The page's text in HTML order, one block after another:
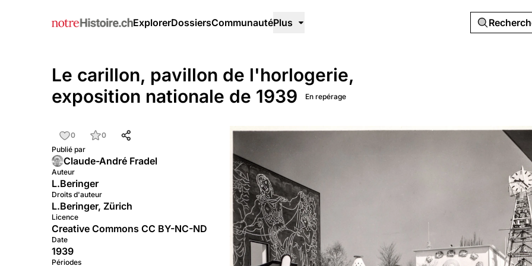
ExplorerDossiersCommunautéPlus
Le carillon, pavillon de l'horlogerie,
exposition nationale de 1939
En repérage
0
0
Publié par
Claude-André Fradel
Auteur
L.Beringer
Droits d'auteur
L.Beringer, Zürich
Licence
Creative Commons CC BY-NC-ND
Date
1939
Périodes